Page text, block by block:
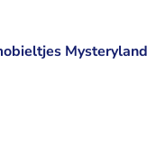
Mysteryland